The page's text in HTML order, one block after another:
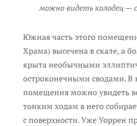
можно видеть колодец —
Южная часть этого
Храма) высечена в скале, а
крыта необычными
остроконечными сводами. В
помещения можно увидеть
тонким ходам в него
с поверхности. Уже Уоррен